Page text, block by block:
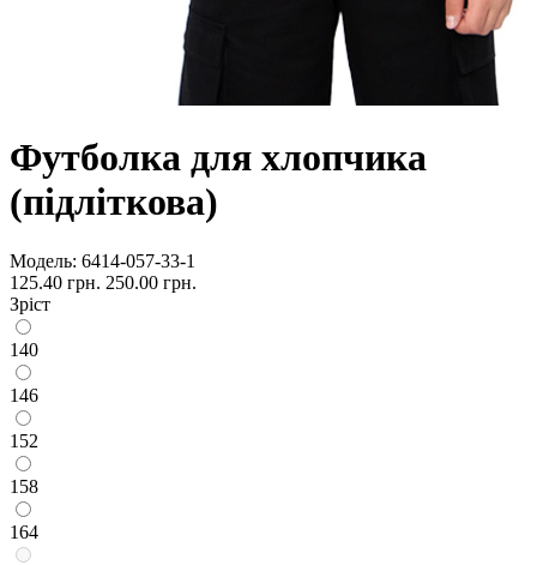
Футболка для хлопчика
(підліткова)
Модель: 6414-057-33-1
125.40 грн. 250.00 грн.
Зріст
140
146
152
158
164